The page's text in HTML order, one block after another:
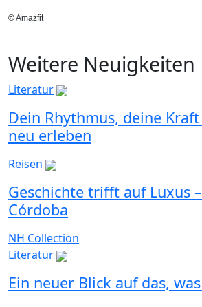
©Amazfit
Weitere Neuigkeiten
Literatur
Dein Rhythmus, deine
neu erleben
Reisen
Geschichte trifft auf Luxus
Córdoba
NH Collection
Literatur
Ein neuer Blick auf das,